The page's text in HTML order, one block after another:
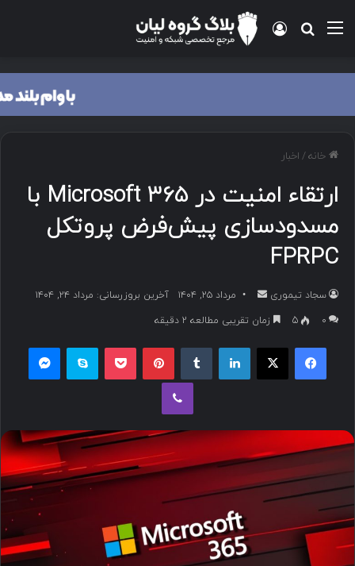
منو جستجو برای
ورود
خانه/ اخبار
ارتقاء امنیت در Microsoft 365 با
مسدودسازی پیش‌فرض پروتکل
FPRPC
سجاد تیموری
ا
ا
ی
مرداد ۲۵, ۱۴۰۴
آخرین بروزرسانی: مرداد ۲۴, ۱۴۰۴
۰
5 زمان تقریبی مطالعه 2 دقیقه
فیسبوک ایکس لینکداین پینتریست پاکت اسکایپ
وایبر